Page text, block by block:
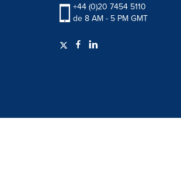
+44 (0)20 7454 5110
de 8 AM - 5 PM GMT